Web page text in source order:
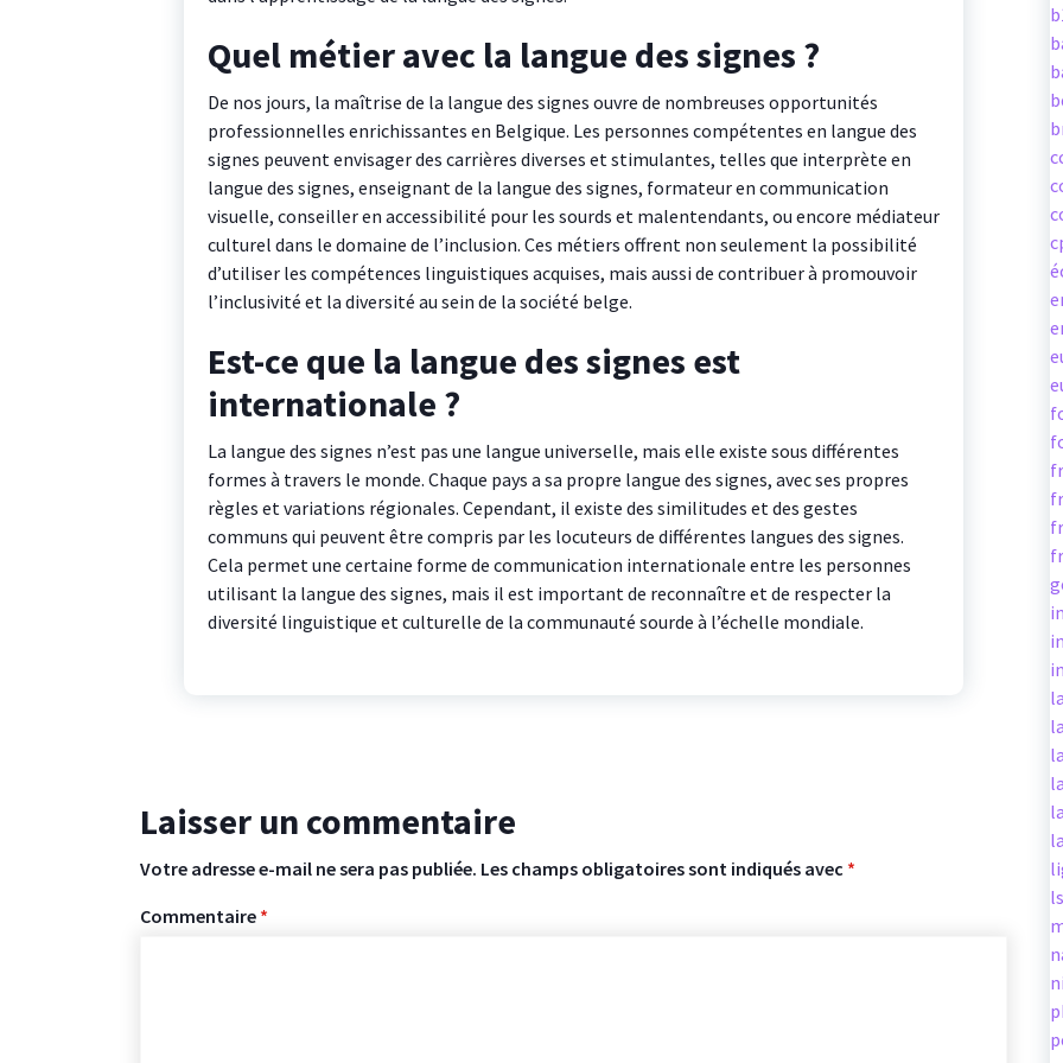
Quel métier avec la langue des signes ?
De nos jours, la maîtrise de la langue des signes ouvre de nombreuses opportunités
professionnelles enrichissantes en Belgique. Les personnes compétentes en langue des
signes peuvent envisager des carrières diverses et stimulantes, telles que interprète en
langue des signes, enseignant de la langue des signes, formateur en communication
visuelle, conseiller en accessibilité pour les sourds et malentendants, ou encore médiateur
culturel dans le domaine de l’inclusion. Ces métiers offrent non seulement la possibilité
d’utiliser les compétences linguistiques acquises, mais aussi de contribuer à promouvoir
l’inclusivité et la diversité au sein de la société belge.
Est-ce que la langue des signes est
internationale ?
La langue des signes n’est pas une langue universelle, mais elle existe sous différentes
formes à travers le monde. Chaque pays a sa propre langue des signes, avec ses propres
règles et variations régionales. Cependant, il existe des similitudes et des gestes
communs qui peuvent être compris par les locuteurs de différentes langues des signes.
Cela permet une certaine forme de communication internationale entre les personnes
utilisant la langue des signes, mais il est important de reconnaître et de respecter la
diversité linguistique et culturelle de la communauté sourde à l’échelle mondiale.
Laisser un commentaire
Votre adresse e-mail ne sera pas publiée. Les champs obligatoires sont indiqués avec *
Commentaire *
fr